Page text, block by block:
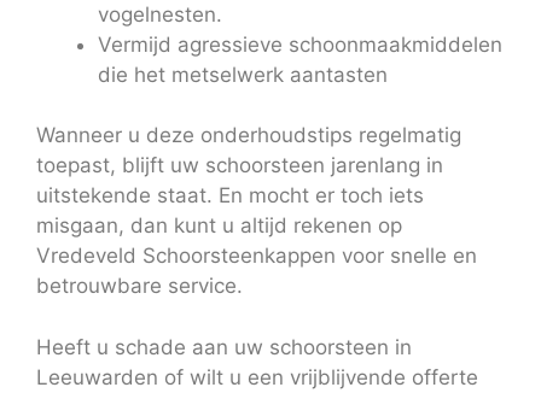
vogelnesten.
Vermijd agressieve schoonmaakmiddelen
die het metselwerk aantasten
Wanneer u deze onderhoudstips regelmatig
toepast, blijft uw schoorsteen jarenlang in
uitstekende staat. En mocht er toch iets
misgaan, dan kunt u altijd rekenen op
Vredeveld Schoorsteenkappen voor snelle en
betrouwbare service.
Heeft u schade aan uw schoorsteen in
Leeuwarden of wilt u een vrijblijvende offerte